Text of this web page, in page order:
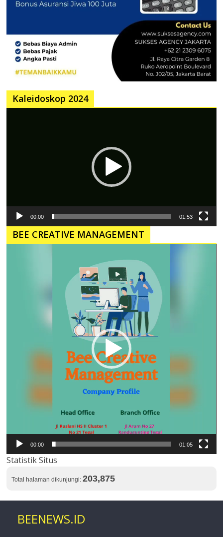
Kaleidoskop 2024
00:00 01:53
BEE CREATIVE MANAGEMENT
00:00 01:05
Statistik Situs
Total halaman dikunjungi:203,875
BEENEWS.ID